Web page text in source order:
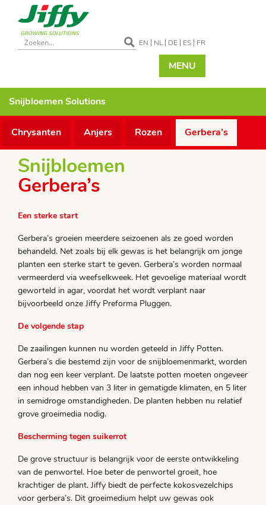
EN NL DE ES FR
MENU
SnijbloemenSolutions
Chrysanten Anjers Rozen Gerbera’s
Snijbloemen
Gerbera’s
Een sterke start
Gerbera’s groeien meerdere seizoenen als ze goed worden
behandeld. Net zoals bij elk gewas is het belangrijk om jonge
planten een sterke start te geven. Gerbera’s worden normaal
vermeerderd via weefselkweek. Het gevoelige materiaal wordt
geworteld in agar, voordat het wordt verplant naar
bijvoorbeeld onze Jiffy Preforma Pluggen.
De volgende stap
De zaailingen kunnen nu worden geteeld in Jiffy Potten.
Gerbera’s die bestemd zijn voor de snijbloemenmarkt, worden
dan nog een keer verplant. De laatste potten moeten ongeveer
een inhoud hebben van 3 liter in gematigde klimaten, en 5 liter
in semidroge omstandigheden. De planten hebben nu relatief
grove groeimedia nodig.
Bescherming tegen suikerrot
De grove structuur is belangrijk voor de eerste ontwikkeling
van de penwortel. Hoe beter de penwortel groeit, hoe
krachtiger de plant. Jiffy biedt de perfecte kokosvezelchips
voor gerbera’s. Dit groeimedium helpt uw gewas ook